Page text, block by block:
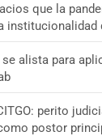
que la
institucionalidad
se alista para
perito
postor